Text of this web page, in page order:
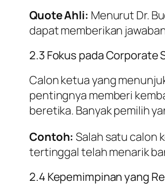
Quote Ahli: Menurut Dr.
dapat memberikan
2.3 Fokus pada Corporate
Calon ketua yang
pentingnya memberi
beretika. Banyak pemilih
Contoh: Salah satu calon
tertinggal telah menarik
2.4 Kepemimpinan yang